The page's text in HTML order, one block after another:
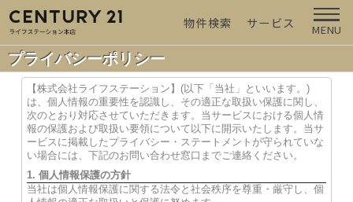
物件検索 サービス MENU
プライバシーポリシー
【株式会社ライフステーション】(以下「当社」といいます。)
は、個人情報の重要性を認識し、その適正な取扱い保護に関し、
次のとおり対応させていただきます。当サービスにおける個人情
報の保護および取扱い要領について以下に開示いたします。当サ
ービスに掲載したプライバシー・ステートメントが守られていな
い場合には、下記のお問い合わせ窓口までご連絡ください。
1. 個人情報保護の方針
当社は個人情報保護に関する法令と社会秩序を尊重・厳守し、個